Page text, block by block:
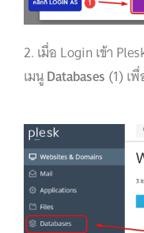
2. เมื่อ Login เข้า
เมนูDatabases (1) เ